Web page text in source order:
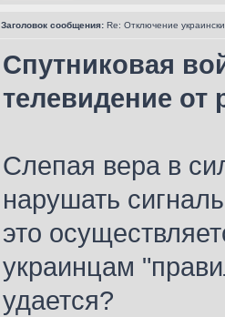
Заголовок сообщения: Re: Отключение
Спутниковая
телевидение от
Слепая вера в
нарушать
это
украинцам
удается?